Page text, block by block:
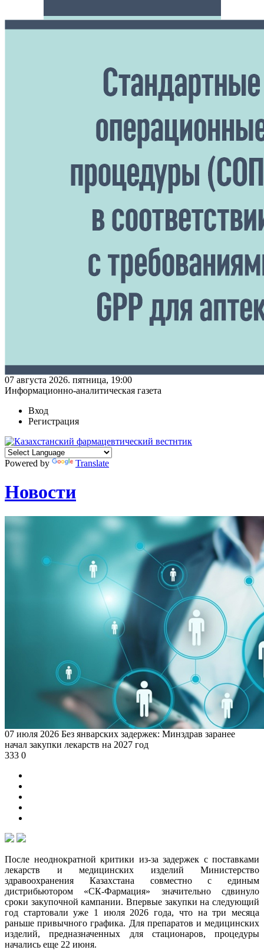
07 августа 2026. пятница, 19:00
Информационно-аналитическая газета
Вход
Регистрация
Powered by Translate
Новости
07 июля 2026 Без январских задержек: Минздрав заранее
начал закупки лекарств на 2027 год
333 0
После неоднократной критики из-за задержек с поставками
лекарств и медицинских изделий Министерство
здравоохранения Казахстана совместно с единым
дистрибьютором «СК-Фармация» значительно сдвинуло
сроки закупочной кампании. Впервые закупки на следующий
год стартовали уже 1 июля 2026 года, что на три месяца
раньше привычного графика. Для препаратов и медицинских
изделий, предназначенных для стационаров, процедуры
начались еще 22 июня.